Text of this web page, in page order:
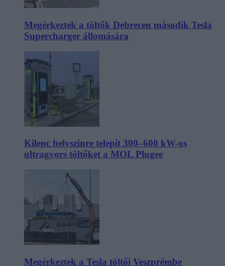
Megérkeztek a töltők Debrecen második Tesla
Supercharger állomására
Kilenc helyszínre telepít 300–600 kW-os
ultragyors töltőket a MOL Plugee
Megérkeztek a Tesla töltői Veszprémbe